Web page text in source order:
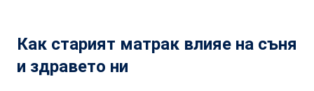
Как старият матрак влияе на съня
и здравето ни